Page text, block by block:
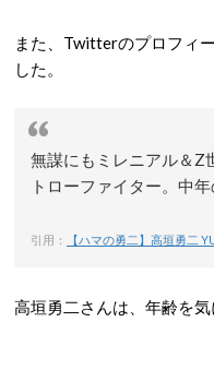
また、Twitterのプロフィ
した。
無謀にもミレニアル＆Z
トローファイター。中
引用： 【ハマの勇二】高垣勇二
高垣勇二さんは、年齢を気